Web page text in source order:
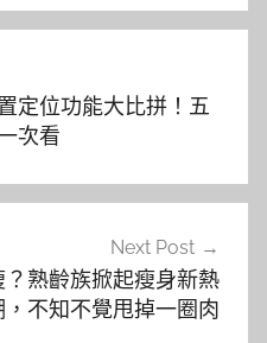
定位功能大比拼！五
次看
Next Post
熟齡族掀起瘦身新熱
，不知不覺甩掉一圈肉